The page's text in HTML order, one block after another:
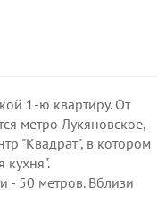
1-ю квартиру. От
метро Лукяновское,
"Квадрат", в котором
кухня".
- 50 метров. Вблизи